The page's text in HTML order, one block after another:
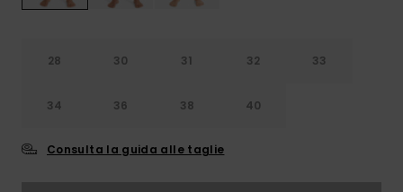
28 30 31 32 33
34 36 38 40
Consulta la guida alle taglie